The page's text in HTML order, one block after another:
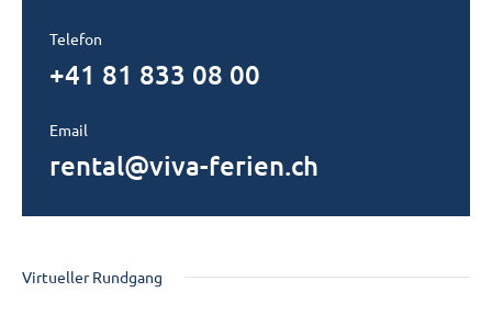
Telefon
+41 81 833 08 00
Email
rental@viva-ferien.ch
Virtueller Rundgang